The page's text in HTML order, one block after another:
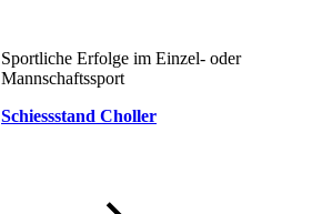
Sportliche Erfolge im Einzel- oder
Mannschaftssport
Schiessstand Choller